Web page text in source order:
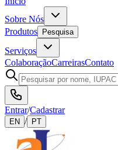
Sobre Nós
Produtos
Pesquisa
Serviços
ColaboraçãoCarreirasContato
Entrar/Cadastrar
EN / PT